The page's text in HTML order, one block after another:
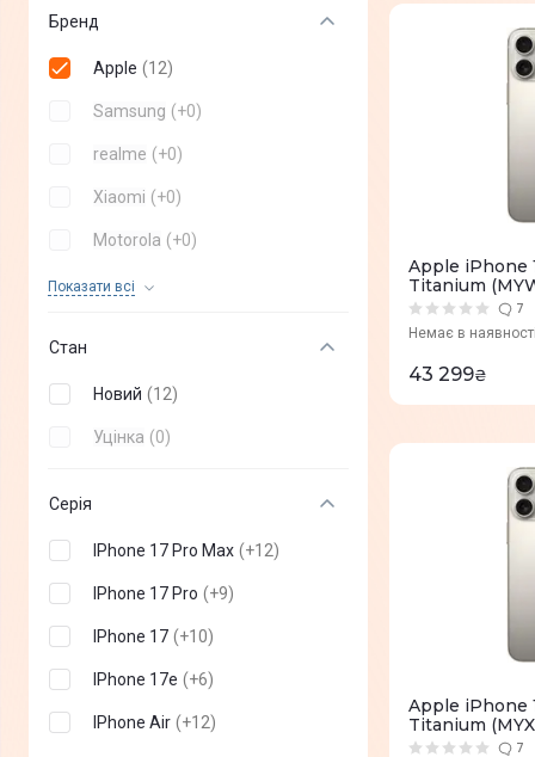
Бренд
Apple (12)
Samsung (+0)
realme (+0)
Xiaomi (+0)
Motorola (+0)
Показати всi
OPPO (+
Sony +0)
Vertu + 0)
Sigma (+0 )
DOOGEE ( 0)
ZTE 0)
Стан
Новий (12)
Уцінка (0)
Серія
IPhone 17 Pro Max (+12)
IPhone 17 Pro (+9)
IPhone 17 (+10)
IPhone 17e (+6)
IPhone Air (+12)
Apple iPhone
Titanium
7
Немає в наявності
43 299₴
Apple iPhone
Titanium
7